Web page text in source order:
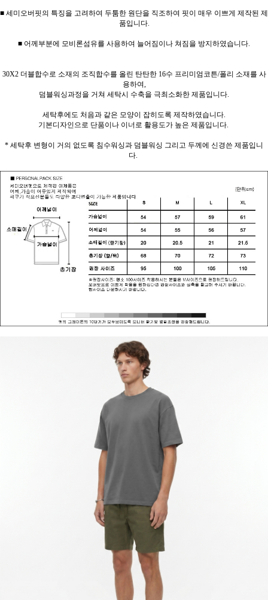
■ 세미오버핏의 특징을 고려하여 두툼한 원단을 직조하여 핏이 매우 이쁘게 제작된 제
품입니다.
■ 어께부분에 모비론섬유를 사용하여 늘어짐이나 쳐짐을 방지하였습니다.
30X2 더블합수로 소재의 조직합수를 올린 탄탄한 16수 프리미엄코튼/폴리 소재를 사
용하여,
덤블워싱과정을 거쳐 세탁시 수축을 극최소화한 제품입니다.
세탁후에도 처음과 같은 모양이 잡히도록 제작하였습니다.
기본디자인으로 단품이나 이너로 활용도가 높은 제품입니다.
* 세탁후 변형이 거의 없도록 침수워싱과 덤블워싱 그리고 두께에 신경쓴 제품입니
다.